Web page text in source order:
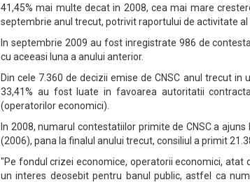
41,45% mai multe decat in 2008, cea mai mare
septembrie anul trecut, potrivit raportului de activitate al
In septembrie 2009 au fost inregistrate 986 de
cu aceeasi luna a anului anterior.
Din cele 7.360 de decizii emise de CNSC anul trecut
33,41% au fost luate in favoarea autoritatii
(operatorilor economici).
In 2008, numarul contestatiilor primite de CNSC a
(2006), pana la finalul anului trecut, consiliul a primit
"Pe fondul crizei economice, operatorii economici, atat
un interes deosebit pentru banul public, astfel ca